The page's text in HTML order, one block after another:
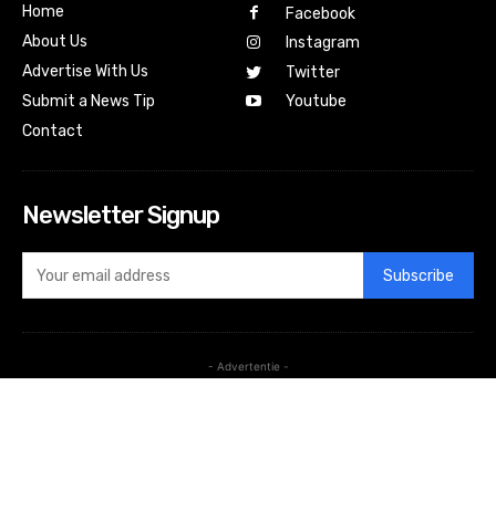
Home
About Us
Advertise With Us
Submit a News Tip
Contact
Facebook
Instagram
Twitter
Youtube
Newsletter Signup
Subscribe
- Advertentie -